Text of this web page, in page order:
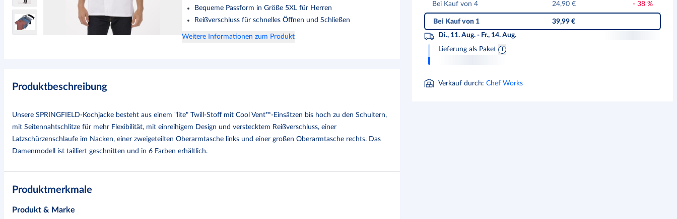
Bequeme Passform in Größe 5XL für Herren
Reißverschluss für schnelles Öffnen und Schließen
Weitere Informationen zum Produkt
Produktbeschreibung
Unsere SPRINGFIELD-Kochjacke besteht aus einem "lite" Twill-Stoff mit Cool Vent™-Einsätzen bis hoch zu den Schultern,
mit Seitennahtschlitze für mehr Flexibilität, mit einreihigem Design und verstecktem Reißverschluss, einer
Latzschürzenschlaufe im Nacken, einer zweigeteilten Oberarmtasche links und einer großen Oberarmtasche rechts. Das
Damenmodell ist tailliert geschnitten und in 6 Farben erhältlich.
Produktmerkmale
Produkt & Marke
Bei Kauf von 4 24,90 € - 38%
Bei Kauf von 1
39,99 €
Di., 11. Aug. - Fr., 14. Aug.
Lieferung als Paket
Verkauf durch: Chef Works